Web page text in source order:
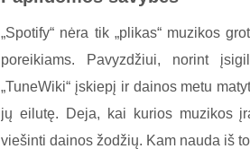
„Spotify“ nėra tik „plikas“ muzikos
poreikiams. Pavyzdžiui, norint
„TuneWiki“ įskiepį ir dainos metu
jų eilutę. Deja, kai kurios muzikos
viešinti dainos žodžių. Kam nauda iš